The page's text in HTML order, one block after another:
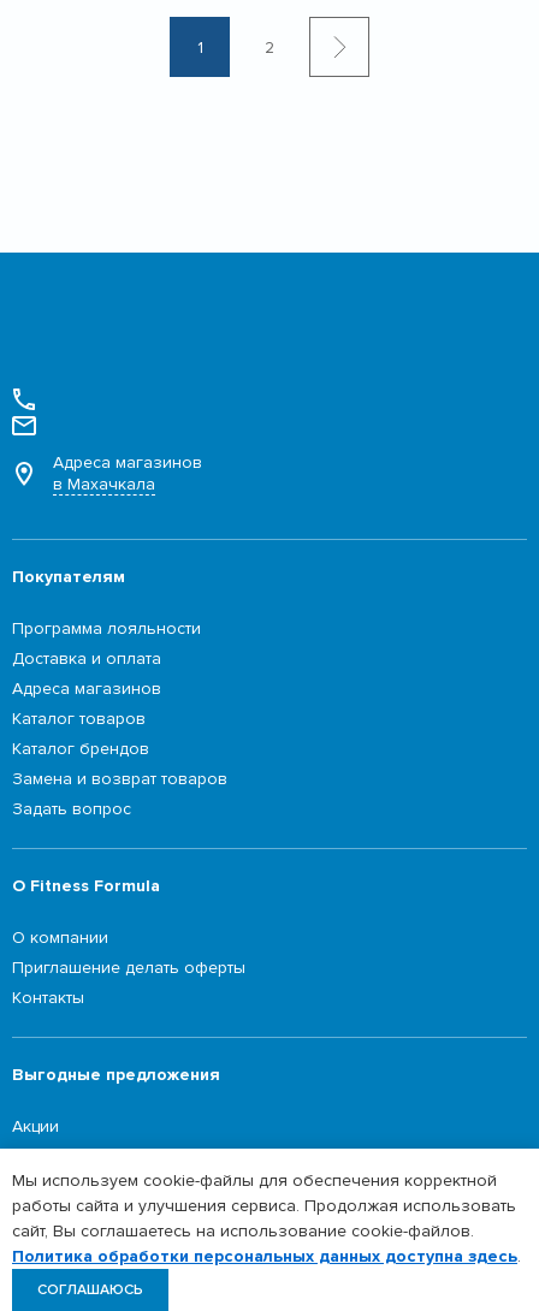
1 2
Адреса магазинов
в Махачкала
Покупателям
Программа лояльности
Доставка и оплата
Адреса магазинов
Каталог товаров
Каталог брендов
Замена и возврат товаров
Задать вопрос
О Fitness Formula
О компании
Приглашение делать оферты
Контакты
Выгодные предложения
Акции
©2026 Fitness Formula
Политика обработки персональных данных
Сайт в режиме наполнения данных. Полный
ассортимент доступен в нашем мобильном
приложении.
Мы используем cookie-файлы для обеспечения корректной
работы сайта и улучшения сервиса. Продолжая использовать
сайт, Вы соглашаетесь на использование cookie-файлов.
Политика обработки персональных данных доступна здесь.
СОГЛАШАЮСЬ